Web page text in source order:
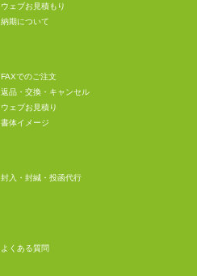
ウェブお見積もり
納期について
FAXでのご注文
返品・交換・キャンセル
ウェブお見積り
書体イメージ
封入・封緘・投函代行
よくある質問